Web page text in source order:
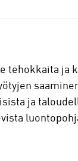
tehokkaita ja
ja